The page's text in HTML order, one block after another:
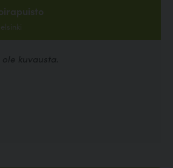
kuvausta.